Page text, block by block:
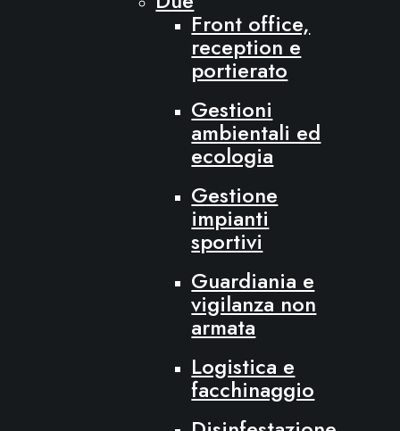
Front office,
reception e
portierato
Gestioni
ambientali ed
ecologia
Gestione
impianti
sportivi
Guardiania e
vigilanza non
armata
Logistica e
facchinaggio